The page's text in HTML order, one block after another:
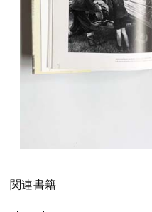
関連書籍